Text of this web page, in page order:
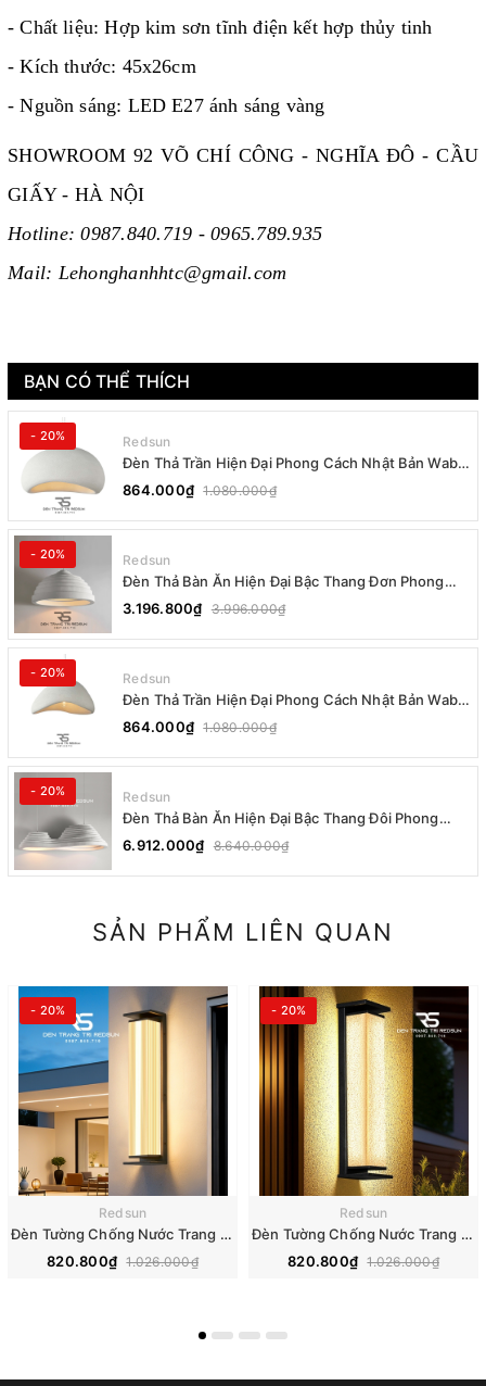
- Chất liệu: Hợp kim sơn tĩnh điện kết hợp thủy tinh
- Kích thước: 45x26cm
- Nguồn sáng: LED E27 ánh sáng vàng
SHOWROOM 92 VÕ CHÍ CÔNG - NGHĨA ĐÔ - CẦU
GIẤY - HÀ NỘI
Hotline: 0987.840.719 - 0965.789.935
Mail: Lehonghanhhtc@gmail.com
BẠN CÓ THỂ THÍCH
- 20% Redsun
Đèn Thả Trần Hiện Đại Phong Cách Nhật Bản Wabi-
sabi CDT-T036 Dáng B
864.000₫ 1.080.000₫
- 20% Redsun
Đèn Thả Bàn Ăn Hiện Đại Bậc Thang Đơn Phong
Cách Nhật Bản Wabi-sabi DC-T078B
3.196.800₫ 3.996.000₫
- 20% Redsun
Đèn Thả Trần Hiện Đại Phong Cách Nhật Bản Wabi-
sabi CDT-T036 Dáng A
864.000₫ 1.080.000₫
- 20% Redsun
Đèn Thả Bàn Ăn Hiện Đại Bậc Thang Đôi Phong
Cách Nhật Bản Wabi-sabi DC-T078A
6.912.000₫ 8.640.000₫
SẢN PHẨM LIÊN QUAN
- 20%
Redsun
Đèn Tường Chống Nước Trang Trí Ngoài Trời Nhà Hàng, Khách Sạn, Biệt Thự, Sân Vườn DTOD-001
820.800₫ 1.026.000₫
- 20%
Redsun
Đèn Tường Chống Nước Trang Trí Ngoài Trời Nhà Hàng, Khách Sạn, Biệt Thự, Sân Vườn DTOD-002
820.800₫ 1.026.000₫